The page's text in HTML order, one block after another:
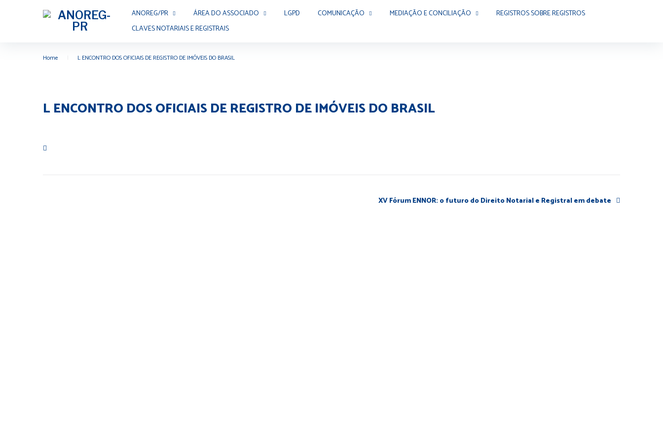
ANOREG/PR ÁREA DO ASSOCIADO LGPD COMUNICAÇÃO MEDIAÇÃO E CONCILIAÇÃO
REGISTROS SOBRE REGISTROS
CLAVES NOTARIAIS E REGISTRAIS
Home L ENCONTRO DOS OFICIAIS DE REGISTRO DE IMÓVEIS DO BRASIL
L ENCONTRO DOS OFICIAIS DE REGISTRO DE IMÓVEIS DO BRASIL
XV Fórum ENNOR: o futuro do Direito Notarial e Registral em debate